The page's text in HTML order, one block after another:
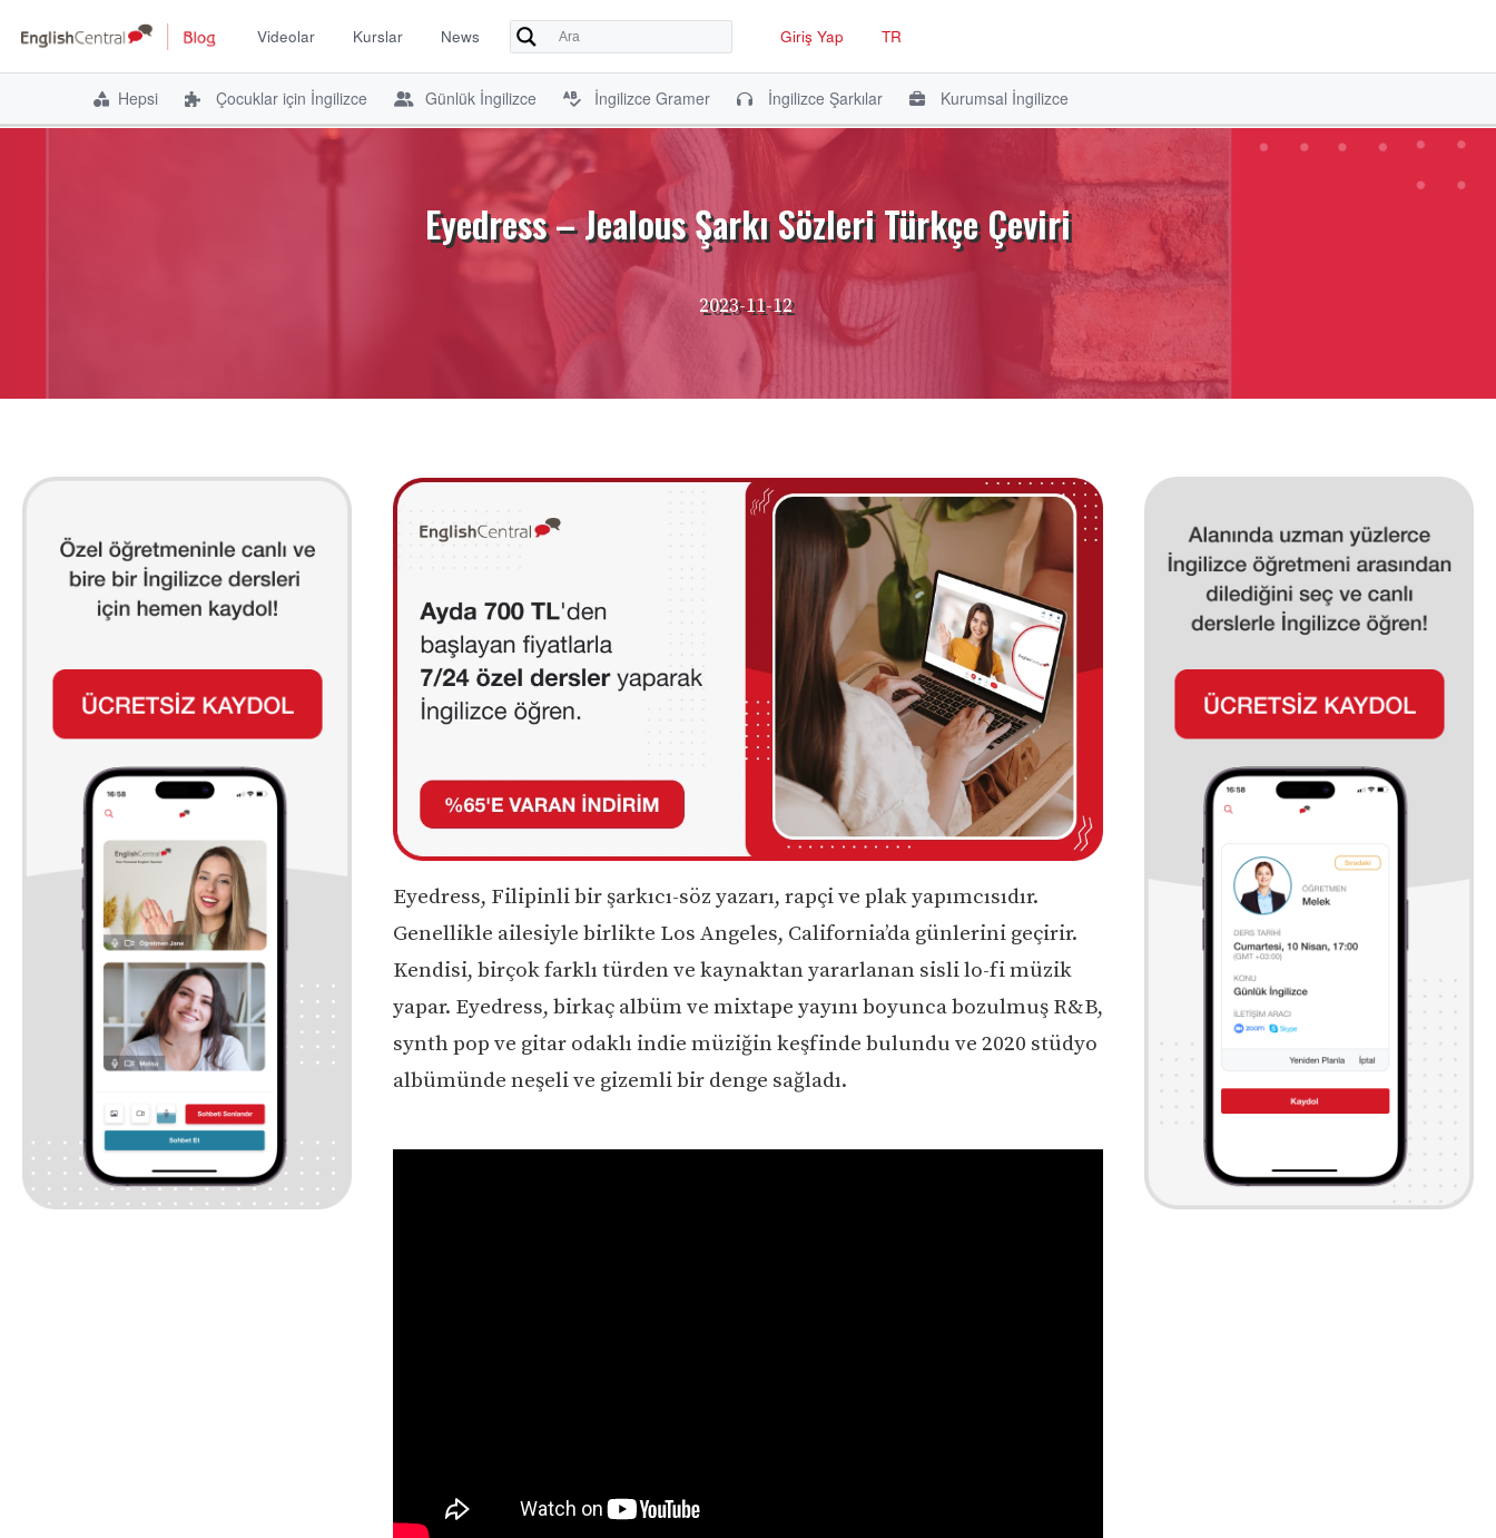
Videolar Kurslar News Giriş Yap TR
Hepsi Çocuklar için İngilizce Günlük İngilizce İngilizce Gramer İngilizce Şarkılar Kurumsal İngilizce
Eyedress – Jealous Şarkı Sözleri Türkçe Çeviri
2023-11-12
Eyedress, Filipinli bir şarkıcı-söz yazarı, rapçi ve plak yapımcısıdır.
Genellikle ailesiyle birlikte Los Angeles, California’da günlerini geçirir.
Kendisi, birçok farklı türden ve kaynaktan yararlanan sisli lo-fi müzik
yapar. Eyedress, birkaç albüm ve mixtape yayını boyunca bozulmuş R&B,
synth pop ve gitar odaklı indie müziğin keşfinde bulundu ve 2020 stüdyo
albümünde neşeli ve gizemli bir denge sağladı.